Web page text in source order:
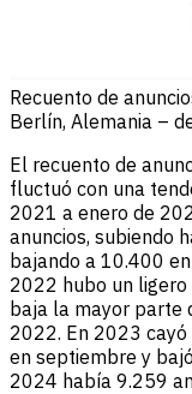
Recuento de
Berlín, Alemania –
El recuento de
fluctuó con una
2021 a enero de
anuncios, subiendo
bajando a 10.400
2022 hubo un
baja la mayor parte
2022. En 2023
en septiembre y
2024 había 9.259